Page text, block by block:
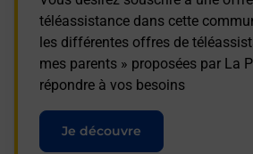
téléassistance dans cette
les différentes offres de
mes parents » proposées par La
répondre à vos besoins
Je découvre